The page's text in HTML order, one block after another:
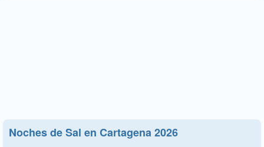
Noches de Sal en Cartagena 2026